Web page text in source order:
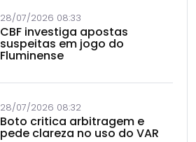
28/07/2026 08:33
CBF investiga apostas
suspeitas em jogo do
Fluminense
28/07/2026 08:32
Boto critica arbitragem e
pede clareza no uso do VAR